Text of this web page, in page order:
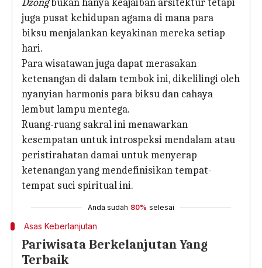
Dzongbukan hanya keajaiban arsitektur tetapi
juga pusat kehidupan agama di mana para
biksu menjalankan keyakinan mereka setiap
hari.
Para wisatawan juga dapat merasakan
ketenangan di dalam tembok ini, dikelilingi oleh
nyanyian harmonis para biksu dan cahaya
lembut lampu mentega.
Ruang-ruang sakral ini menawarkan
kesempatan untuk introspeksi mendalam atau
peristirahatan damai untuk menyerap
ketenangan yang mendefinisikan tempat-
tempat suci spiritual ini.
Anda sudah 80% selesai
Asas Keberlanjutan
Pariwisata Berkelanjutan Yang
Terbaik